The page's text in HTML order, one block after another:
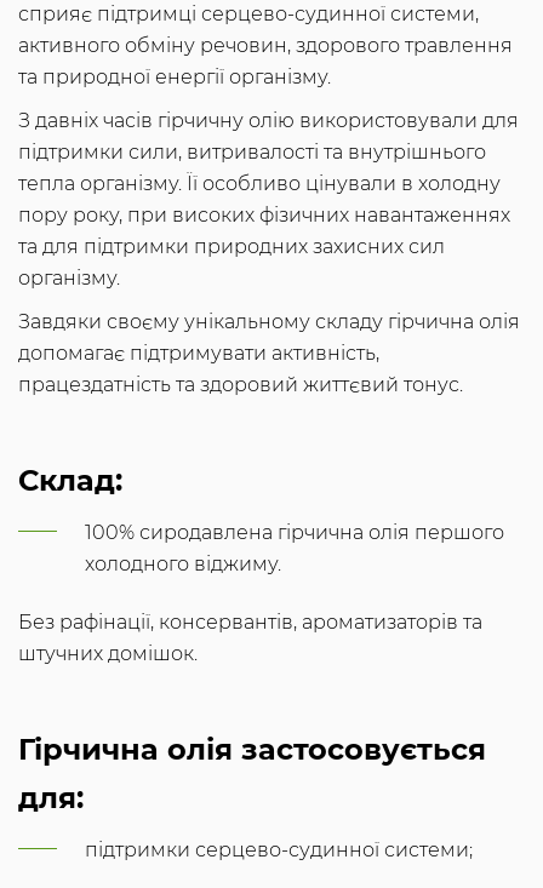
сприяє підтримці серцево-судинної системи,
активного обміну речовин, здорового травлення
та природної енергії організму.
З давніх часів гірчичну олію використовували для
підтримки сили, витривалості та внутрішнього
тепла організму. Її особливо цінували в холодну
пору року, при високих фізичних навантаженнях
та для підтримки природних захисних сил
організму.
Завдяки своєму унікальному складу гірчична олія
допомагає підтримувати активність,
працездатність та здоровий життєвий тонус.
Склад:
100% сиродавлена гірчична олія першого
холодного віджиму.
Без рафінації, консервантів, ароматизаторів та
штучних домішок.
Гірчична олія застосовується
для:
підтримки серцево-судинної системи;